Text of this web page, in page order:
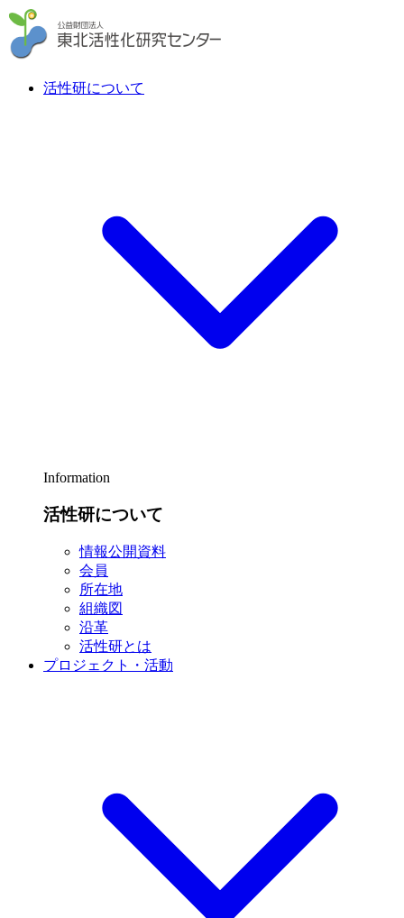
活性研について
Information
活性研について
情報公開資料
会員
所在地
組織図
沿革
活性研とは
プロジェクト・活動